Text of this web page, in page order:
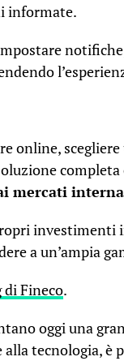
informate.
online,
completa
mercati
a un’ampia
Fineco.
oggi una
tecnologia, è